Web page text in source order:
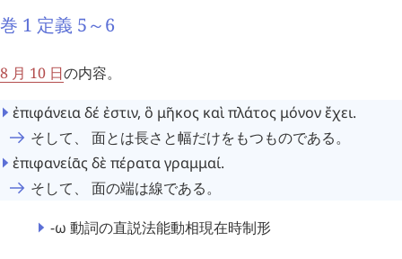
巻 1 定義 5～6
8 月 10 日の内容。
ἐπιφάνειαδέ ἐστιν, ὃ μῆκος καὶπλάτος μόνονἔχει.
そして、 面とは長さと幅だけをもつものである。
ἐπιφανείᾱςδὲ πέραταγραμμαί.
そして、 面の端は線である。
-ω 動詞の直説法能動相現在時制形